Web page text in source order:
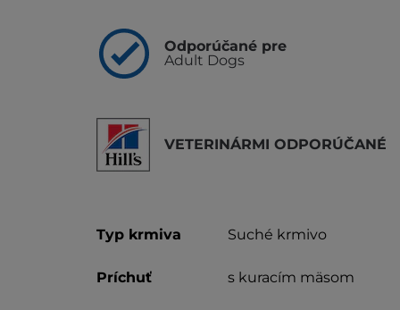
Odporúčané pre
Adult Dogs
VETERINÁRMI ODPORÚČANÉ
Typ krmiva Suché krmivo
Príchuť s kuracím mäsom